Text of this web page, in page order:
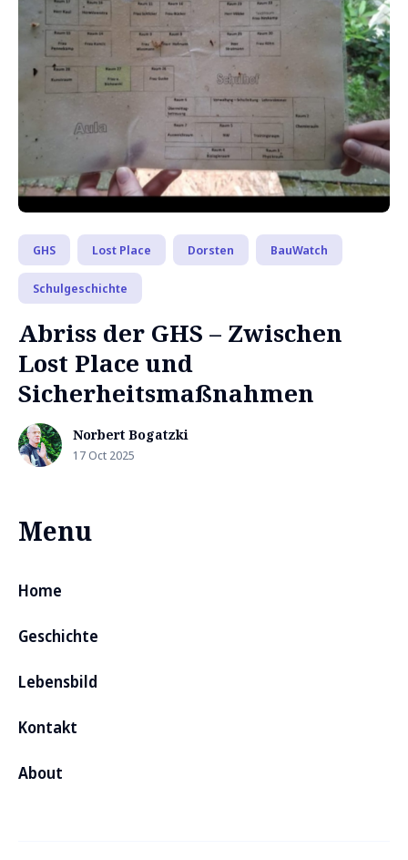
GHS Lost Place Dorsten BauWatch
Schulgeschichte
Abriss der GHS – Zwischen
Lost Place und
Sicherheitsmaßnahmen
Norbert Bogatzki
17 Oct 2025
Menu
Home
Geschichte
Lebensbild
Kontakt
About